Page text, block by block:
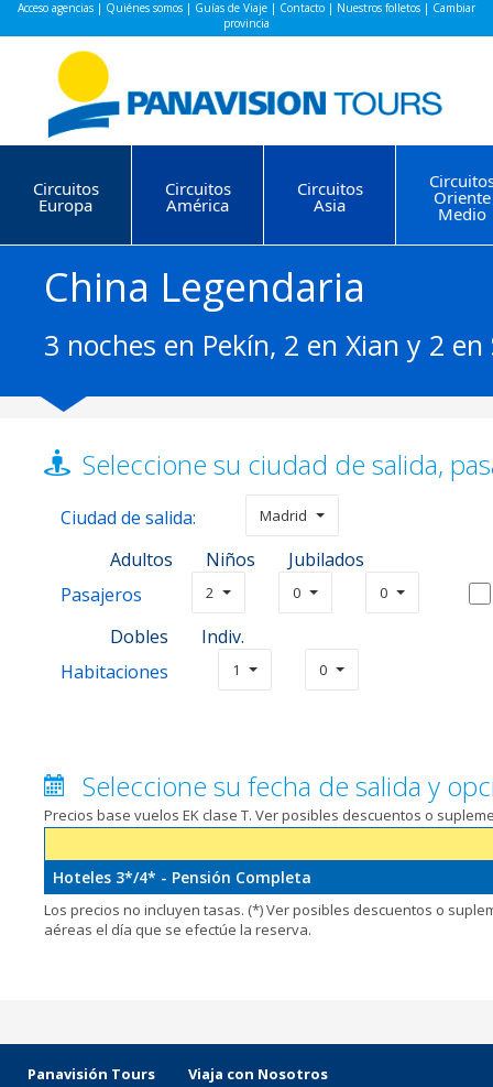
Acceso agencias | Quiénes somos | Guías de Viaje | Contacto | Nuestros folletos | Cambiar
provincia
Circuitos
Europa
Circuitos
América
Circuitos
Asia Oriente
Medio
China Legendaria
3 noches en Pekín, 2 en Xian y 2
Seleccione su ciudad de salida,
Ciudad de salida: Madrid
Adultos Niños
Jubilados
Pasajeros
2 0 0
Dobles
Indiv.
Habitaciones
1 0
Seleccione su fecha de salida y
Precios base vuelos EK clase T. Ver posibles descuentos o
Hoteles 3*/4* - Pensión Completa
Los precios no incluyen tasas. (*) Ver posibles descuentos o
aéreas el día que se efectúe la reserva.
Panavisión Tours Viaja con Nosotros